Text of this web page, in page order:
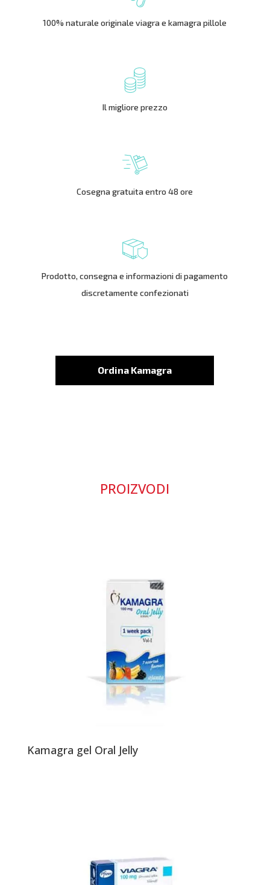
100% naturale originale viagra e kamagra pillole
Il migliore prezzo
Cosegna gratuita entro 48 ore
Prodotto, consegna e informazioni di pagamento
discretamente confezionati
Ordina Kamagra
PROIZVODI
Kamagra gel Oral Jelly